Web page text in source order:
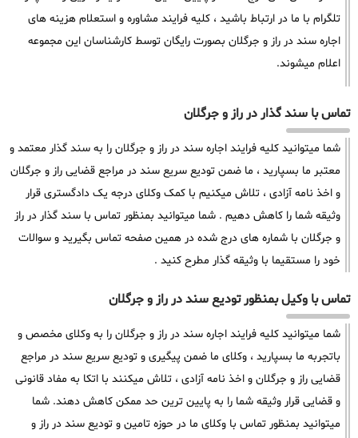
تلگرام با ما در ارتباط باشید ، کلیه فرایند مشاوره و استعلام هزینه های
اجاره سند در راز و جرگلان بصورت رایگان توسط کارشناسان این مجموعه
اعلام میشوند.
تماس با سند گذار در راز و جرگلان
شما میتوانید کلیه فرایند اجاره سند در راز و جرگلان را به سند گذار معتمد و
معتبر ما بسپارید ، ما ضمن تودیع سریع سند در مراجع قضایی راز و جرگلان
و اخذ نامه آزادی ، تلاش میکنیم با کمک وکلای درجه یک دادگستری قرار
وثیقه شما را کاهش دهیم . شما میتوانید بمنظور تماس با سند گذار در راز
و جرگلان با شماره های درج شده در همین صفحه تماس بگیرید و سوالات
خود را مستقیما با وثیقه گذار مطرح کنید .
تماس با وکیل بمنظور تودیع سند در راز و جرگلان
شما میتوانید کلیه فرایند اجاره سند در راز و جرگلان را به وکلای مخصص و
باتجربه ما بسپارید ، وکلای ما ضمن پیگیری و تودیع سریع سند در مراجع
قضایی راز و جرگلان و اخذ نامه آزادی ، تلاش میکنند با اتکا به مفاد قانونی
و قضایی قرار وثیقه شما را به پایین ترین حد ممکن کاهش دهند. شما
میتوانید بمنظور تماس با وکلای ما در حوزه تامین و تودیع سند در راز و